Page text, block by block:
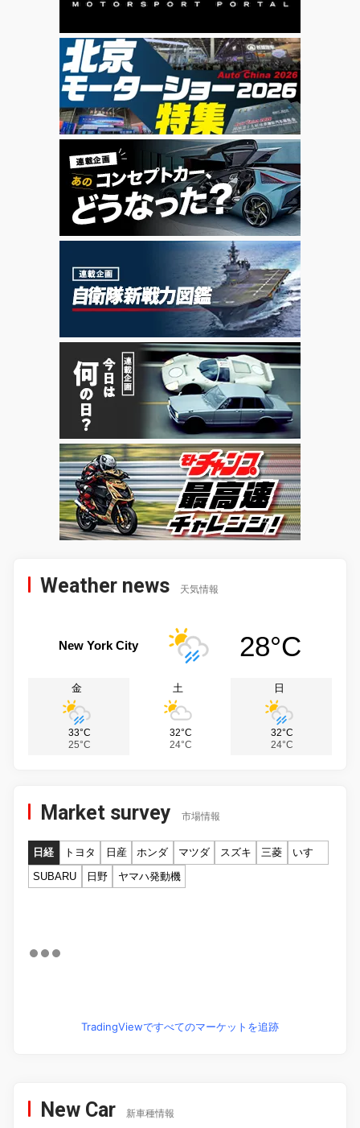
Weather news 天気情報
New York City 28°C
金
33°C
25°C
土
32°C
24°C
日
32°C
24°C
Market survey 市場情報
日経 トヨタ 日産 ホンダ マツダ スズキ 三菱
いすゞ
SUBARU
日野 ヤマハ発動機
TradingViewですべてのマーケットを追跡
New Car 新車種情報